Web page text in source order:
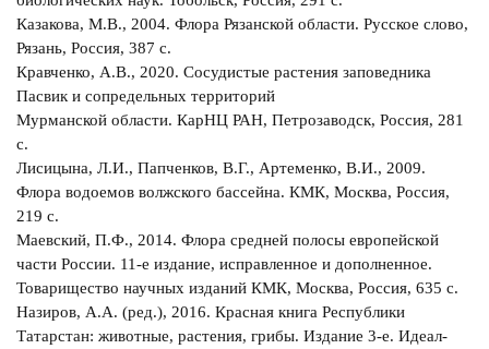
Казакова, М.В., 2004. Флора Рязанской области. Русское слово,
Рязань, Россия, 387 с.
Кравченко, A.В., 2020. Сосудистые растения заповедника
Пасвик и сопредельных территорий
Мурманской области. КарНЦ РАН, Петрозаводск, Россия, 281
с.
Лисицына, Л.И., Папченков, В.Г., Артеменко, В.И., 2009.
Флора водоемов волжского бассейна. КМК, Москва, Россия,
219 с.
Маевский, П.Ф., 2014. Флора средней полосы европейской
части России. 11-е издание, исправленное и дополненное.
Товарищество научных изданий КМК, Москва, Россия, 635 с.
Назиров, A.A. (ред.), 2016. Красная книга Республики
Татарстан: животные, растения, грибы. Издание 3-е. Идеал-